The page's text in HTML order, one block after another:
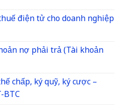
điện tử cho doanh nghiệp
nợ phải trả (Tài khoản
chấp, ký quỹ, ký cược –